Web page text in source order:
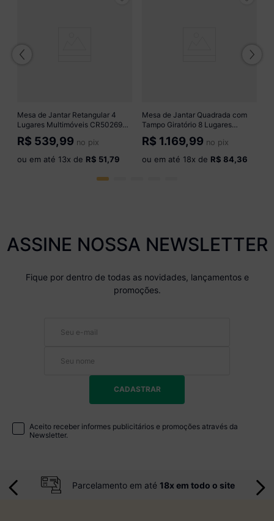
Mesa de Jantar Retangular 4
Lugares Multimóveis CR50269
Cromado/Branco
R$ 539,99 no pix
ou em até 13x de R$ 51,79
Mesa de Jantar Quadrada com
Tampo Giratório 8 Lugares
Multimóveis CR50231
Cinamomo/Preto
R$ 1.169,99 no pix
ou em até 18x de R$ 84,36
ASSINE NOSSA NEWSLETTER
Fique por dentro de todas as novidades, lançamentos e
promoções.
CADASTRAR
Aceito receber informes publicitários e promoções através da
Newsletter.
Parcelamento em até 18x em todo o site